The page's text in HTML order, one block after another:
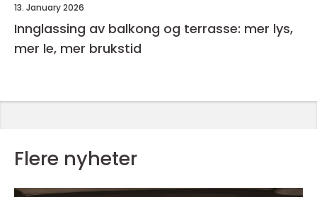
13. January 2026
Innglassing av balkong og terrasse: mer lys,
mer le, mer brukstid
Flere nyheter